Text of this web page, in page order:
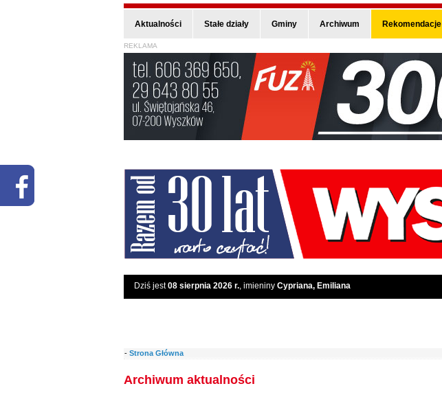
Aktualności Stałe działy Gminy Archiwum Rekomendacje
REKLAMA
Dziś jest08 sierpnia 2026 r., imieniny Cypriana, Emiliana
- Strona Główna
Archiwum aktualności